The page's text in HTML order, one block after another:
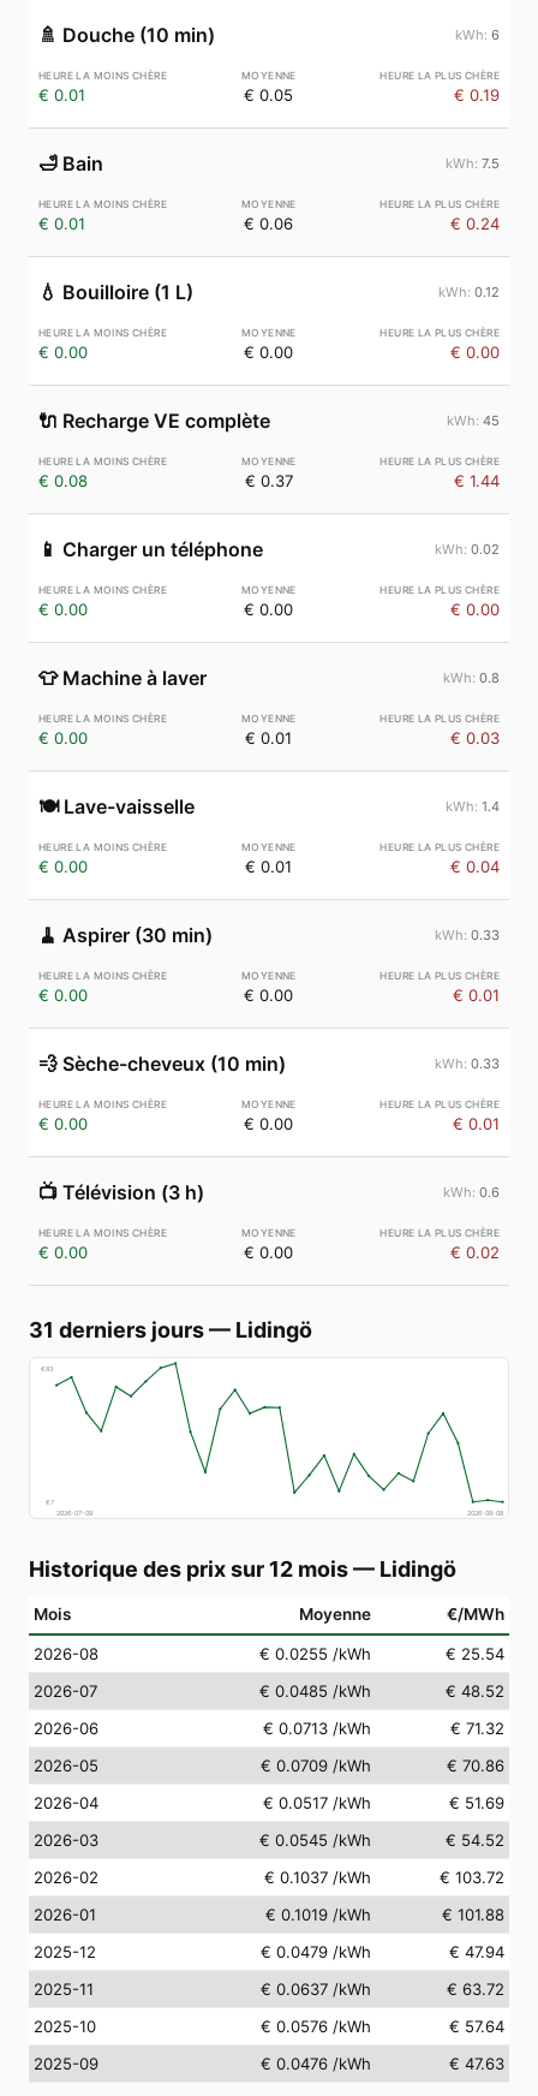
🚿 Douche (10 min) 6
€ 0.01 € 0.05 € 0.19
🛁 Bain 7.5
€ 0.01 € 0.06 € 0.24
💧 Bouilloire (1 L) 0.12
€ 0.00 € 0.00 € 0.00
🔌 Recharge VE complète 45
€ 0.08 € 0.37 € 1.44
📱 Charger un téléphone 0.02
€ 0.00 € 0.00 € 0.00
👕 Machine à laver 0.8
€ 0.00 € 0.01 € 0.03
🍽️ Lave-vaisselle 1.4
€ 0.00 € 0.01 € 0.04
🧹 Aspirer (30 min) 0.33
€ 0.00 € 0.00 € 0.01
💨 Sèche-cheveux (10 min) 0.33
€ 0.00 € 0.00 € 0.01
📺 Télévision (3 h) 0.6
€ 0.00 € 0.00 € 0.02
31 derniers jours— Lidingö
€83
€7
2026-07-09
2026-08-08
Historique des prix sur 12 mois— Lidingö
Mois Moyenne €/MWh
2026-08 € 0.0255 /kWh
€ 25.54
2026-07
€ 0.0485 /kWh
€ 48.52
2026-06
€ 0.0713 /kWh
€ 71.32
2026-05
€ 0.0709 /kWh
€ 70.86
2026-04
€ 0.0517 /kWh
€ 51.69
2026-03
€ 0.0545 /kWh
€ 54.52
2026-02
€ 0.1037 /kWh
€ 103.72
2026-01
€ 0.1019 /kWh
€ 101.88
2025-12
€ 0.0479 /kWh
€ 47.94
2025-11
€ 0.0637 /kWh
€ 63.72
2025-10
€ 0.0576 /kWh
€ 57.64
2025-09
€ 0.0476 /kWh € 47.63